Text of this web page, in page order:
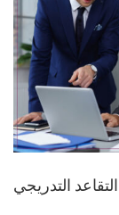
التقاعد التدريجي